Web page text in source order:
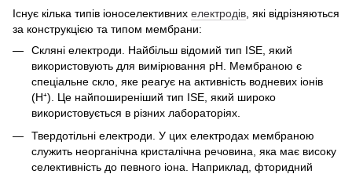
Існує кілька типів іоноселективних електродів, які відрізняються
за конструкцією та типом мембрани:
Скляні електроди. Найбільш відомий тип ІSЕ, який
використовують для вимірювання pH. Мембраною є
спеціальне скло, яке реагує на активність водневих іонів
(H⁺). Це найпоширеніший тип ІSЕ, який широко
використовується в різних лабораторіях.
Твердотільні електроди. У цих електродах мембраною
служить неорганічна кристалічна речовина, яка має високу
селективність до певного іона. Наприклад, фторидний